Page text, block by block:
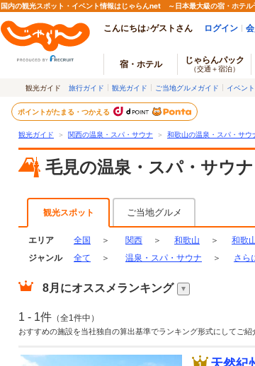
国内の観光スポット・イベント情報はじゃらんnet ～日本最大級の宿・ホテル
こんにちは♪ゲストさん ログイン
宿・ホテル じゃらんパック
（交通＋宿泊）
観光ガイド 旅行ガイド 観光ガイド ご当地グルメガイド イベン
ポイントがたまる・つかえる
観光ガイド ＞ 関西の温泉・スパ・サウナ ＞ 和歌山の温泉・スパ・サウ
毛見の温泉・スパ・サウナ
観光スポット ご当地グルメ
エリア 全国 ＞ 関西 ＞ 和歌山 ＞ 和歌
ジャンル
全て ＞ 温泉・スパ・サウナ ＞ さら
8月 にオススメランキング
1 - 1件 （全1件中）
おすすめの施設を当社独自の算出基準でランキング形式にしてご紹